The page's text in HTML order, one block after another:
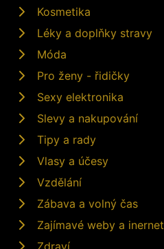
Kosmetika
Léky a doplňky stravy
Móda
Pro ženy - řidičky
Sexy elektronika
Slevy a nakupování
Tipy a rady
Vlasy a účesy
Vzdělání
Zábava a volný čas
Zajímavé weby a inernet
Zdraví